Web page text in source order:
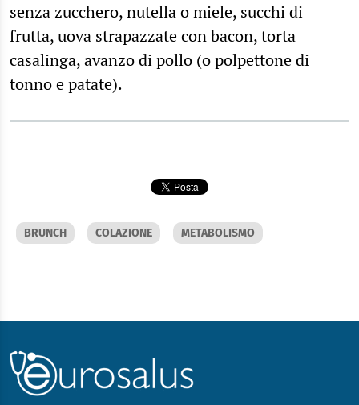
senza zucchero, nutella o miele, succhi di
frutta, uova strapazzate con bacon, torta
casalinga, avanzo di pollo (o polpettone di
tonno e patate).
BRUNCH COLAZIONE METABOLISMO